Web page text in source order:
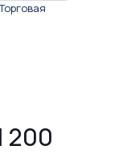
Торговая
200